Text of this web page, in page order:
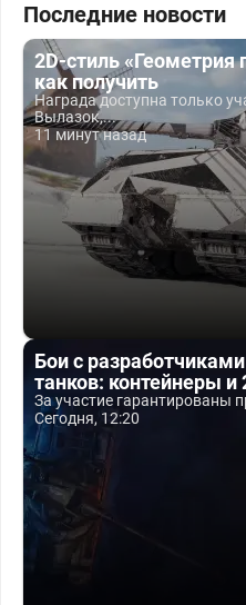
Последние новости
2D-стиль «Геометрия
как получить
Награда доступна только
Вылазок,...
11 минут назад
Бои с
танков: контейнеры и
За участие гарантированы
Сегодня, 12:20